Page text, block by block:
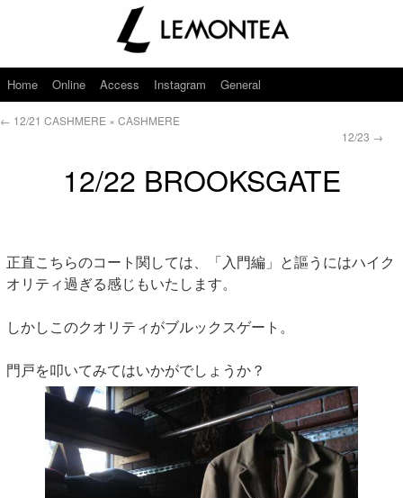
Home Online Access Instagram General
← 12/21 CASHMERE × CASHMERE
12/23 →
12/22 BROOKSGATE
正直こちらのコート関しては、「入門編」と謳うにはハイク
オリティ過ぎる感じもいたします。
しかしこのクオリティがブルックスゲート。
門戸を叩いてみてはいかがでしょうか？